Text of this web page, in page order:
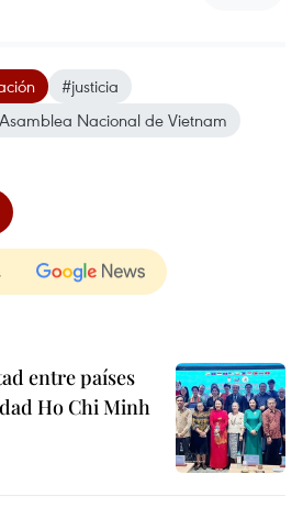
#justicia
Nacional de Vietnam
entre países
Ho Chi Minh